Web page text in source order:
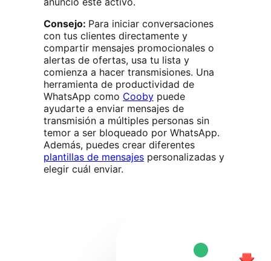
Consejo: Para iniciar conversaciones
con tus clientes directamente y
compartir mensajes promocionales o
alertas de ofertas, usa tu lista y
comienza a hacer transmisiones. Una
herramienta de productividad de
WhatsApp como Cooby puede
ayudarte a enviar mensajes de
transmisión a múltiples personas sin
temor a ser bloqueado por WhatsApp.
Además, puedes crear diferentes
plantillas de mensajes personalizadas y
elegir cuál enviar.